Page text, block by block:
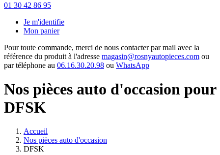
01 30 42 86 95
Je m'identifie
Mon panier
Pour toute commande, merci de nous contacter par mail avec la
référence du produit à l'adresse magasin@rosnyautopieces.com ou
par téléphone au 06.16.30.20.98 ou WhatsApp
Nos pièces auto d'occasion pour
DFSK
Accueil
Nos pièces auto d'occasion
DFSK